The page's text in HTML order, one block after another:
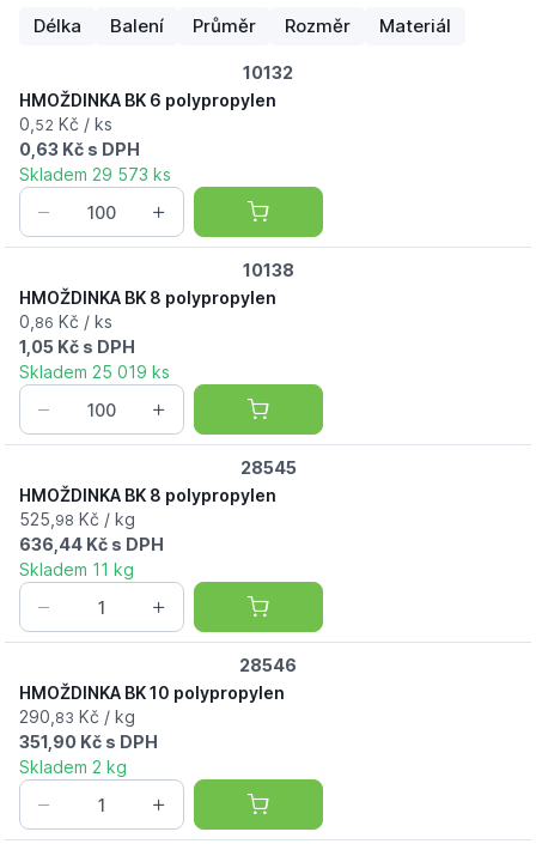
Délka Balení Průměr Rozměr Materiál
10132
HMOŽDINKA BK 6 polypropylen
0, 52 Kč / ks
0,63 Kč s DPH
Skladem 29 573 ks
10138
HMOŽDINKA BK 8 polypropylen
0, 86 Kč / ks
1,05 Kč s DPH
Skladem 25 019 ks
28545
HMOŽDINKA BK 8 polypropylen
525, 98 Kč / kg
636,44 Kč s DPH
Skladem 11 kg
28546
HMOŽDINKA BK 10 polypropylen
290, 83 Kč / kg
351,90 Kč s DPH
Skladem 2 kg